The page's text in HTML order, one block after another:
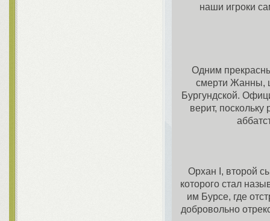
наши игроки
Одним
смерти Жанны,
Бургундской.
верит,
Орхан I, второй
которого стал
им Бурсе, где
добровольно